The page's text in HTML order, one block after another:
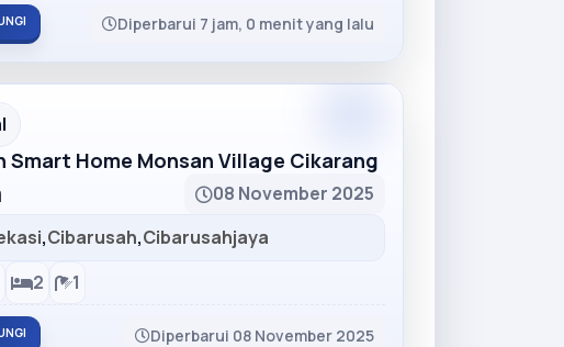
Diperbarui 7 jam, 0 menit yang lalu
Smart Home Monsan Village Cikarang
08 November 2025
,Cibarusah,Cibarusahjaya
2 1
Diperbarui 08 November 2025